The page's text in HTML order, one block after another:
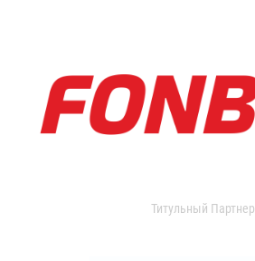
Титульный Партнер